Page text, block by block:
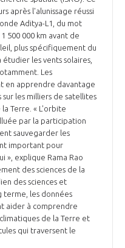
après l'alunissage réussi
Aditya-L1, du mot
500 000 km avant de
plus spécifiquement du
les vents solaires,
Les
en apprendre davantage
les milliers de satellites
Terre. « L'orbite
par la participation
sauvegarder les
important pour
», explique Rama Rao
des sciences de la
des sciences et
terme, les données
aider à comprendre
de la Terre et
qui traversent le